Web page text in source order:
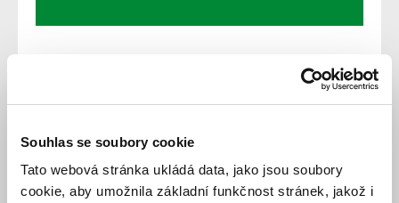
Souhlas se soubory cookie
Tato webová stránka ukládá data, jako jsou soubory
cookie, aby umožnila základní funkčnost stránek, jakož i
Jízdní řád
Jízdní řád Změnový jízdní řád